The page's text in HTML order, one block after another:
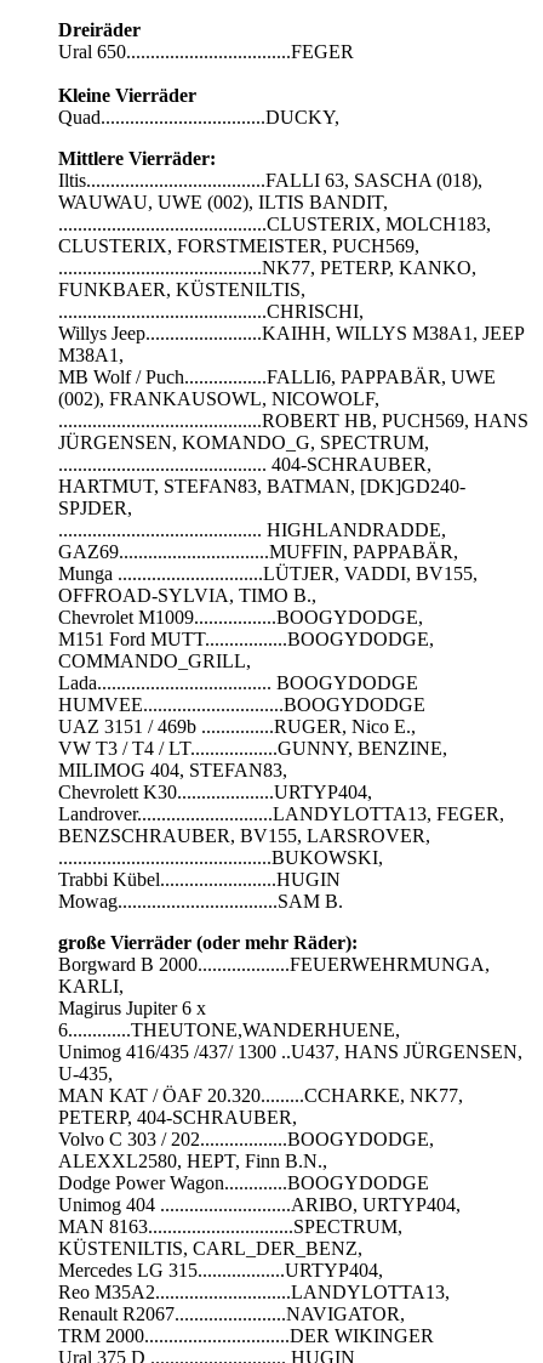
Dreiräder
Ural 650..................................FEGER
Kleine Vierräder
Quad..................................DUCKY,
Mittlere Vierräder:
Iltis.....................................FALLI 63, SASCHA (018),
WAUWAU, UWE (002), ILTIS BANDIT,
...........................................CLUSTERIX, MOLCH183,
CLUSTERIX, FORSTMEISTER, PUCH569,
..........................................NK77, PETERP, KANKO,
FUNKBAER, KÜSTENILTIS,
...........................................CHRISCHI,
Willys Jeep........................KAIHH, WILLYS M38A1, JEEP
M38A1,
MB Wolf / Puch.................FALLI6, PAPPABÄR, UWE
(002), FRANKAUSOWL, NICOWOLF,
..........................................ROBERT HB, PUCH569, HANS
JÜRGENSEN, KOMANDO_G, SPECTRUM,
........................................... 404-SCHRAUBER,
HARTMUT, STEFAN83, BATMAN, [DK]GD240-
SPJDER,
.......................................... HIGHLANDRADDE,
GAZ69...............................MUFFIN, PAPPABÄR,
Munga ..............................LÜTJER, VADDI, BV155,
OFFROAD-SYLVIA, TIMO B.,
Chevrolet M1009.................BOOGYDODGE,
M151 Ford MUTT.................BOOGYDODGE,
COMMANDO_GRILL,
Lada.................................... BOOGYDODGE
HUMVEE.............................BOOGYDODGE
UAZ 3151 / 469b ...............RUGER, Nico E.,
VW T3 / T4 / LT..................GUNNY, BENZINE,
MILIMOG 404, STEFAN83,
Chevrolett K30....................URTYP404,
Landrover............................LANDYLOTTA13, FEGER,
BENZSCHRAUBER, BV155, LARSROVER,
............................................BUKOWSKI,
Trabbi Kübel........................HUGIN
Mowag.................................SAM B.
große Vierräder (oder mehr Räder):
Borgward B 2000...................FEUERWEHRMUNGA,
KARLI,
Magirus Jupiter 6 x
6.............THEUTONE,WANDERHUENE,
Unimog 416/435 /437/ 1300 ..U437, HANS JÜRGENSEN,
U-435,
MAN KAT / ÖAF 20.320.........CCHARKE, NK77,
PETERP, 404-SCHRAUBER,
Volvo C 303 / 202..................BOOGYDODGE,
ALEXXL2580, HEPT, Finn B.N.,
Dodge Power Wagon.............BOOGYDODGE
Unimog 404 ...........................ARIBO, URTYP404,
MAN 8163..............................SPECTRUM,
KÜSTENILTIS, CARL_DER_BENZ,
Mercedes LG 315..................URTYP404,
Reo M35A2............................LANDYLOTTA13,
Renault R2067.......................NAVIGATOR,
TRM 2000..............................DER WIKINGER
Ural 375 D ............................ HUGIN